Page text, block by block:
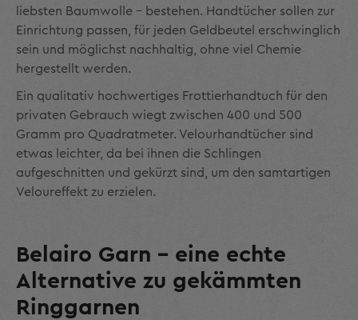
liebsten Baumwolle – bestehen. Handtücher sollen zur
Einrichtung passen, für jeden Geldbeutel erschwinglich
sein und möglichst nachhaltig, ohne viel Chemie
hergestellt werden.
Ein qualitativ hochwertiges Frottierhandtuch für den
privaten Gebrauch wiegt zwischen 400 und 500
Gramm pro Quadratmeter. Velourhandtücher sind
etwas leichter, da bei ihnen die Schlingen
aufgeschnitten und gekürzt sind, um den samt­artigen
Veloureffekt zu erzielen.
Belairo Garn – eine echte
Alternative zu gekämmten
Ringgarnen